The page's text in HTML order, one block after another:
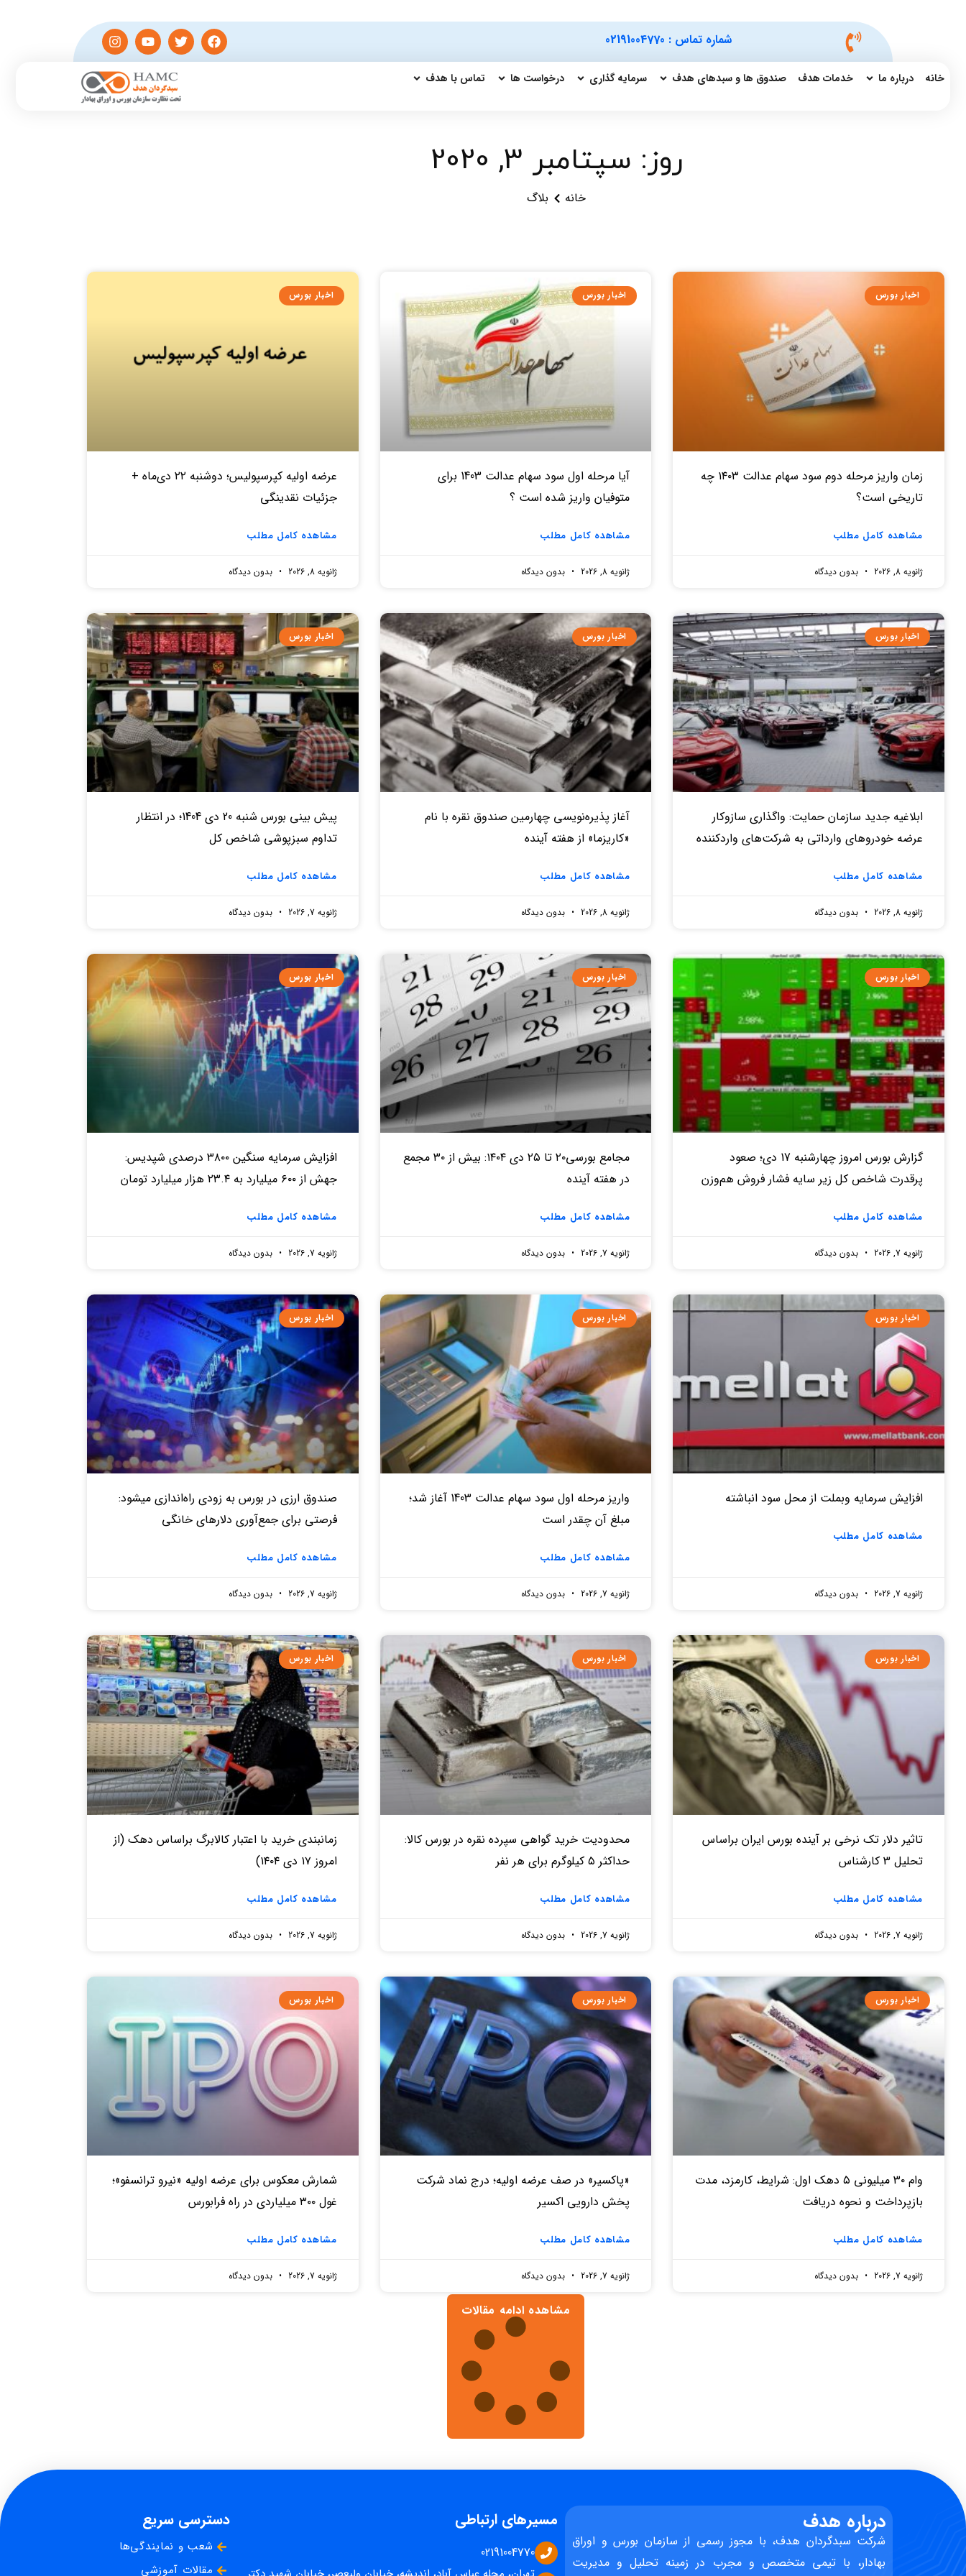
شماره تماس : 02191004770
خانه درباره ما خدمات هدف صندوق ها و سبدهای هدف سرمایه گذاری درخواست ها تماس با هدف
روز: سپتامبر 3, 2020
خانه بلاگ
اخبار بورس
زمان واریز مرحله دوم سود سهام عدالت ۱۴۰۳ چه
تاریخی است؟
مشاهده کامل مطلب
ژانویه 8, 2026 بدون دیدگاه
اخبار بورس
آیا مرحله اول سود سهام عدالت 1403 برای
متوفیان واریز شده است ؟
مشاهده کامل مطلب
ژانویه 8, 2026 بدون دیدگاه
اخبار بورس
عرضه اولیه کپرسپولیس؛ دوشنبه ۲۲ دی‌ماه +
جزئیات نقدینگی
مشاهده کامل مطلب
ژانویه 8, 2026 بدون دیدگاه
اخبار بورس
ابلاغیه جدید سازمان حمایت: واگذاری سازوکار
عرضه خودروهای وارداتی به شرکت‌های واردکننده
مشاهده کامل مطلب
ژانویه 8, 2026 بدون دیدگاه
اخبار بورس
آغاز پذیره‌نویسی چهارمین صندوق نقره‌ با نام
«کاریزما» از هفته آینده
مشاهده کامل مطلب
ژانویه 8, 2026 بدون دیدگاه
اخبار بورس
پیش بینی بورس شنبه 20 دی 1404؛ در انتظار
تداوم سبزپوشی شاخص کل
مشاهده کامل مطلب
ژانویه 7, 2026 بدون دیدگاه
اخبار بورس
گزارش بورس امروز چهارشنبه 17 دی؛ صعود
پرقدرت شاخص کل زیر سایه فشار فروش هم‌وزن
مشاهده کامل مطلب
ژانویه 7, 2026 بدون دیدگاه
اخبار بورس
مجامع بورسی۲۰ تا ۲۵ دی ۱۴۰۴: بیش از ۳۰ مجمع
در هفته آینده
مشاهده کامل مطلب
ژانویه 7, 2026 بدون دیدگاه
اخبار بورس
افزایش سرمایه سنگین ۳۸۰۰ درصدی شپدیس:
جهش از ۶۰۰ میلیارد به ۲۳.۴ هزار میلیارد تومان
مشاهده کامل مطلب
ژانویه 7, 2026 بدون دیدگاه
اخبار بورس
افزایش سرمایه وبملت از محل سود انباشته
مشاهده کامل مطلب
ژانویه 7, 2026 بدون دیدگاه
اخبار بورس
واریز مرحله اول سود سهام عدالت 1403 آغاز شد؛
مبلغ آن چقدر است
مشاهده کامل مطلب
ژانویه 7, 2026 بدون دیدگاه
اخبار بورس
صندوق‌ ارزی در بورس به زودی راه‌اندازی میشود:
فرصتی برای جمع‌آوری دلارهای خانگی
مشاهده کامل مطلب
ژانویه 7, 2026 بدون دیدگاه
اخبار بورس
تاثیر دلار تک نرخی بر آینده بورس ایران براساس
تحلیل 3 کارشناس
مشاهده کامل مطلب
ژانویه 7, 2026 بدون دیدگاه
اخبار بورس
محدودیت خرید گواهی سپرده نقره در بورس کالا:
حداکثر ۵ کیلوگرم برای هر نفر
مشاهده کامل مطلب
ژانویه 7, 2026 بدون دیدگاه
اخبار بورس
زمانبندی خرید با اعتبار کالابرگ براساس دهک (از
امروز ۱۷ دی ۱۴۰۴)
مشاهده کامل مطلب
ژانویه 7, 2026 بدون دیدگاه
اخبار بورس
وام ۳۰ میلیونی ۵ دهک اول: شرایط، کارمزد، مدت
بازپرداخت و نحوه دریافت
مشاهده کامل مطلب
ژانویه 7, 2026 بدون دیدگاه
اخبار بورس
«پاکسیر» در صف عرضه اولیه؛ درج نماد شرکت
پخش دارویی اکسیر
مشاهده کامل مطلب
ژانویه 7, 2026 بدون دیدگاه
اخبار بورس
شمارش معکوس برای عرضه اولیه «نیرو ترانسفو»؛
غول ۳۰۰ میلیاردی در راه فرابورس
مشاهده کامل مطلب
ژانویه 7, 2026 بدون دیدگاه
مشاهده ادامه مقالات
درباره هدف
شرکت سبدگردان هدف، با مجوز رسمی از سازمان بورس و اوراق
بهادار، با تیمی متخصص و مجرب در زمینه تحلیل و مدیریت
مسیرهای ارتباطی
02191004770
دسترسی سریع
شعب و نمایندگی‌ها
مقالات آموزشی